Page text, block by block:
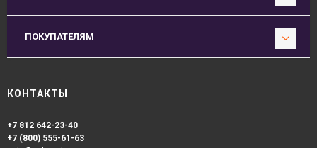
ПОКУПАТЕЛЯМ
КОНТАКТЫ
+7 812 642-23-40
+7 (800) 555-61-63